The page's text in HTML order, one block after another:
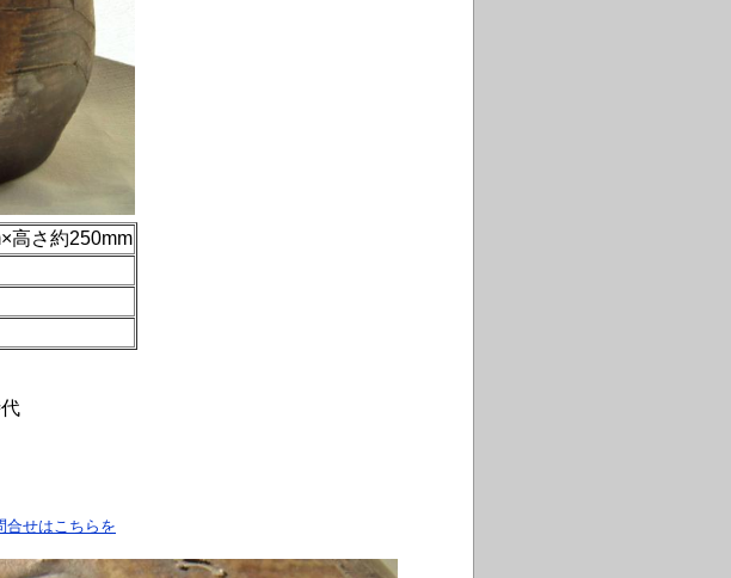
高さ約250mm
代
合せはこちらを